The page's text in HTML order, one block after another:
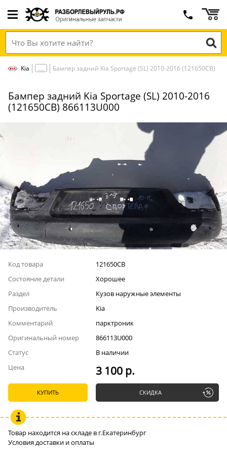
Kia Бампер задний Kia Sportage (SL) 2010-2016 (121650СВ)
Бампер задний Kia Sportage (SL) 2010-2016
(121650СВ) 866113U000
Код товара
121650СВ
Состояние детали
Хорошее
Раздел
Кузов наружные элементы
Производитель
Kia
Комментарий
парктроник
Оригинальный номер
866113U000
Статус
В наличии
Цена
3 100 р.
КУПИТЬ СКИДКА
Товар находится на складе в г.Екатеринбург
Условия доставки и оплаты